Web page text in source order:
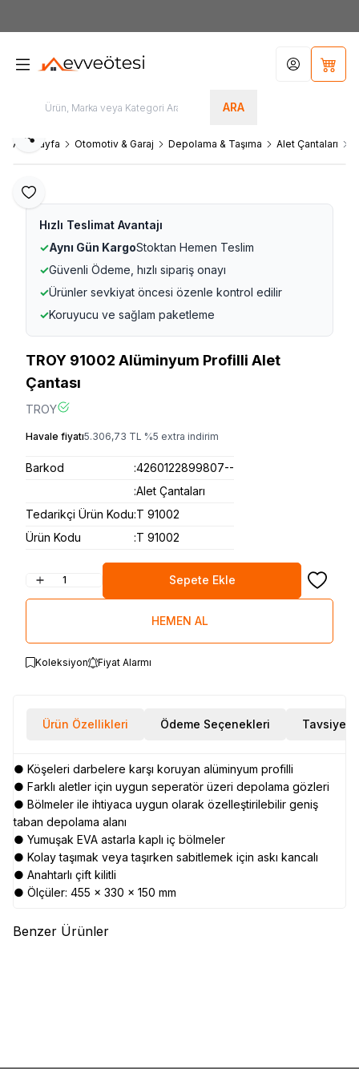
ARA
Hesabım
Ana Sayfa Otomotiv & Garaj Depolama & Taşıma Alet Çantaları
Favoriye Ekle
Paylaş
Hızlı Teslimat Avantajı
✓Aynı Gün KargoStoktan Hemen Teslim
✓Güvenli Ödeme, hızlı sipariş onayı
✓Ürünler sevkiyat öncesi özenle kontrol edilir
✓Koruyucu ve sağlam paketleme
TROY 91002 Alüminyum Profilli Alet
Çantası
TROY
Havale fiyatı5.306,73 TL %5 extra indirim
Barkod :4260122899807--
:Alet Çantaları
Tedarikçi Ürün Kodu:T 91002
Ürün Kodu
:T 91002
Sepete Ekle Favoriye
HEMEN AL
Koleksiyon Fiyat Alarmı
Ürün Özellikleri Ödeme Seçenekleri Tavsiye Et
● Köşeleri darbelere karşı koruyan alüminyum profilli
● Farklı aletler için uygun seperatör üzeri depolama gözleri
● Bölmeler ile ihtiyaca uygun olarak özelleştirilebilir geniş
taban depolama alanı
● Yumuşak EVA astarla kaplı iç bölmeler
● Kolay taşımak veya taşırken sabitlemek için askı kancalı
● Anahtarlı çift kilitli
● Ölçüler: 455 x 330 x 150 mm
Benzer Ürünler